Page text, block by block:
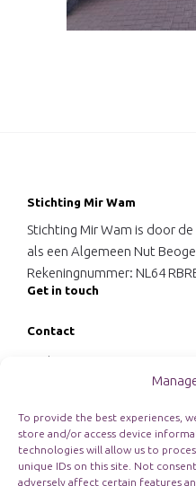
To provide the best experiences,
store and/or access device
technologies will allow us to
unique IDs on this site. Not
adversely affect certain features
Stichting Mir Wam
Stichting Mir Wam is door
als een Algemeen Nut
Rekeningnummer: NL64
Get in touch
Contact
Stichting Mir Wam
+31 6 10927879
info@mirwam.nl